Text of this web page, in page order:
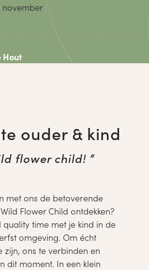
Hout
ouder & kind
flower child! “
met ons de betoverende
Flower Child ontdekken?
quality time met je kind in de
omgeving. Om écht
zijn, ons te verbinden en
dit moment. In een klein